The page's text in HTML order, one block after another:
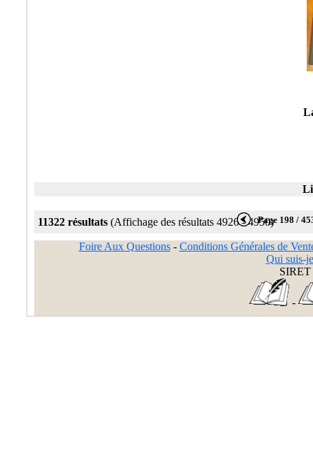
11322 résultats (Affichage des résultats 4926 - 4950)Page 198 /
Foire Aux Questions- Conditions Générales de
Qui suis-
SIRET
-